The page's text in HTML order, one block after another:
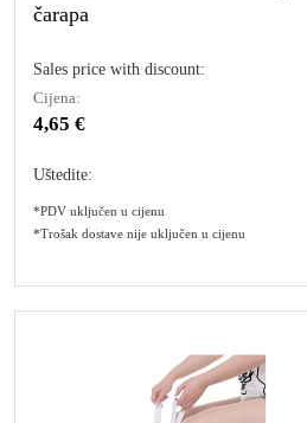
čarapa
Sales price with discount:
Cijena:
4,65 €
Uštedite:
*PDV uključen u cijenu
*Trošak dostave nije uključen u cijenu